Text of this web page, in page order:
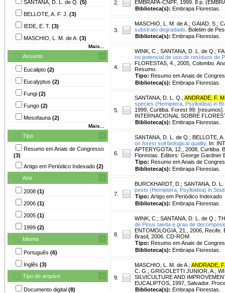
SANTANA, D. L. de Q. (5)
BELLOTE, A. F. J. (3)
IEDE, E. T. (3)
MASCHIO, L. M. de A. (3)
Mais...
Assunto
Eucalipto (2)
Eucalyptus (2)
Fungi (2)
Fungo (2)
Mesofauna (2)
Mais...
Tipo
Resumo em Anais de Congresso
(3)
Artigo em Periódico Indexado (2)
Ano
2008 (1)
2006 (1)
2005 (1)
1999 (2)
Idioma
Português (6)
Inglês (3)
Tipo do arquivo
Documento digital (8)
2.
EMBRAPA-CNPF, 1999. 8 p.
Biblioteca(s): Embrapa Florestas.
3.
MASCHIO, L. M. de A. ; GAIAD, S. ;
substrato degradado. Boletim de
Biblioteca(s): Embrapa Florestas.
4.
WINK, C. ; SANTANA, D. L. de Q. ;
no potencial de uso de resíduos de
FLORESTAS, 4., 2005, Colombo.
Resumo.
Tipo: Resumo em Anais de
Biblioteca(s): Embrapa Florestas.
5.
SANTANA, D. L. Q. ; ANDRADE, F.
species (Hemiptera, Psylloidea) in
1999, Curitiba. Forest 99:
INTERNACIONAL SOBRE
Biblioteca(s): Embrapa Florestas.
6.
SANTANA, D. L. de Q. ; BELLOTE,
on forest soil biological quality. In:
APTERYGOTA, 12., 2008, Curitiba.
Florestas. Editors: George Gardner
Tipo: Resumo em Anais de
Biblioteca(s): Embrapa Florestas.
7.
BURCKHARDT, D. ; SANTANA, D. L.
pests (Hemiptera, Psylloidea) in
Tipo: Artigo em Periódico Indexado
Biblioteca(s): Embrapa Florestas.
8.
WINK, C. ; SANTANA, D. L. de Q. ;
de Pinus taeda e grau de
ENTOMOLOGIA, 21., 2006, Recife.
Brasil, 2006. CD-ROM.
Tipo: Resumo em Anais de
Biblioteca(s): Embrapa Florestas.
9.
MASCHIO, L. M. de A. ; ANDRADE,
C. G. ; GRIGOLETTI JUNIOR, A. ;
SILVICULTURE AND
EUCALIPTOS, 1997, Salvador.
Biblioteca(s): Embrapa Florestas.